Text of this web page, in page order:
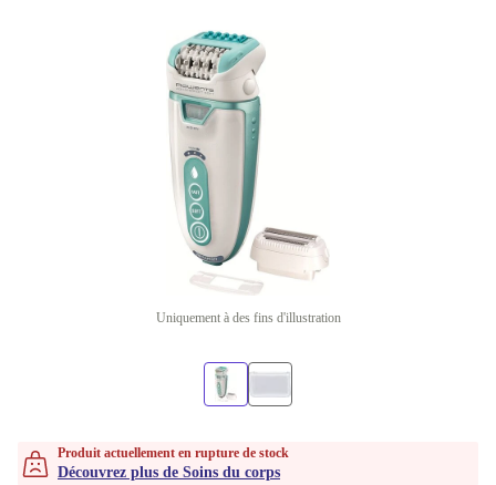
Uniquement à des fins d'illustration
Produit actuellement en rupture de stock
Découvrez plus de Soins du corps